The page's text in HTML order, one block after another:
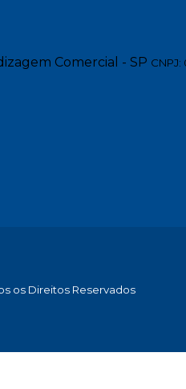
Comercial - SP
os Direitos Reservados